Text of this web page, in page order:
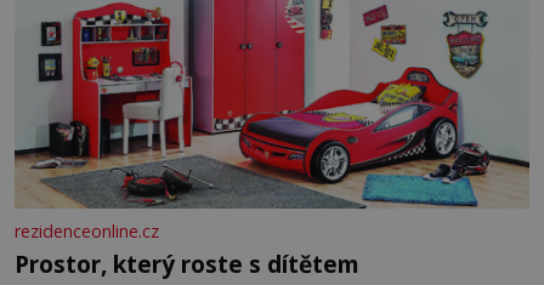
rezidenceonline.cz
Prostor, který roste s dítětem